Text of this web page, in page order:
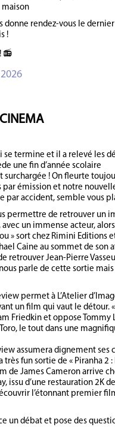
maison
donne rendez-vous le
!
📻
se termine et il a relevé les
une fin d’année scolaire
! On fleurte
par émission et notre
par accident, semble vous
permettre de retrouver un
un immense acteur,
» sort chez Rimini Editions
Caine au sommet de son
retrouver Jean-Pierre
parle de cette sortie mais
permet à L’Atelier
un film qui vaut le détour. «
Friedkin et oppose Tommy
le tout dans une
assumera dignement ses
très fun sortie de « Piranha 2 :
de James Cameron arrive
issu d’une restauration 2K
l’étonnant premier
un débat et pose des